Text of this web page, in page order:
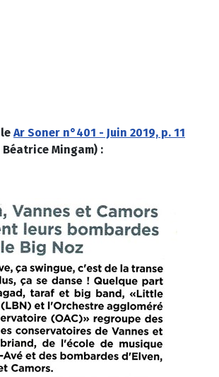
Ar Soner n°401 - Juin 2019, p. 11
Mingam) :